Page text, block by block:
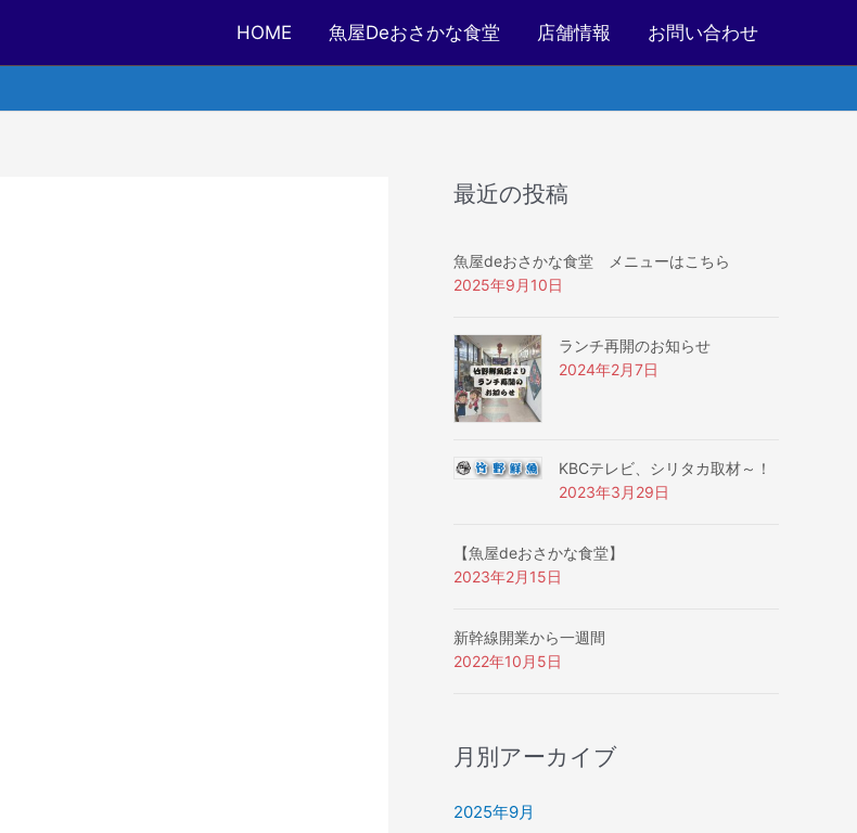
HOME 魚屋Deおさかな食堂 店舗情報 お問い合わせ
最近の投稿
魚屋deおさかな食堂 メニューはこちら
2025年9月10日
ランチ再開のお知らせ
2024年2月7日
KBCテレビ、シリタカ取材～！
2023年3月29日
【魚屋deおさかな食堂】
2023年2月15日
新幹線開業から一週間
2022年10月5日
月別アーカイブ
2025年9月